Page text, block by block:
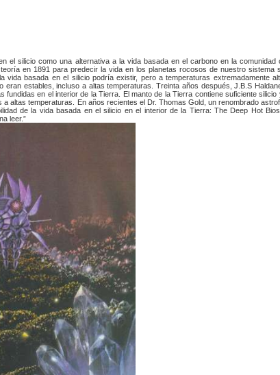
el silicio como una alternativa a la vida basada en el carbono en la comunidad
en 1891 para predecir la vida en los planetas rocosos de nuestro sistema
basada en el silicio podría existir, pero a temperaturas extremadamente
eran estables, incluso a altas temperaturas. Treinta años después, J.B.S
en el interior de la Tierra. El manto de la Tierra contiene suficiente silicio
altas temperaturas. En años recientes el Dr. Thomas Gold, un renombrado
de la vida basada en el silicio en el interior de la Tierra: The Deep Hot
leer.”